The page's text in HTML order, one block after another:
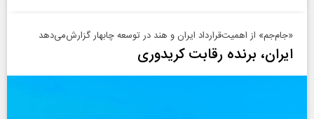
‌«جام‌جم» از اهمیت‌قرارداد ایران و هند در توسعه چابهار گزارش‌می‌دهد
ایران، برنده رقابت کریدوری